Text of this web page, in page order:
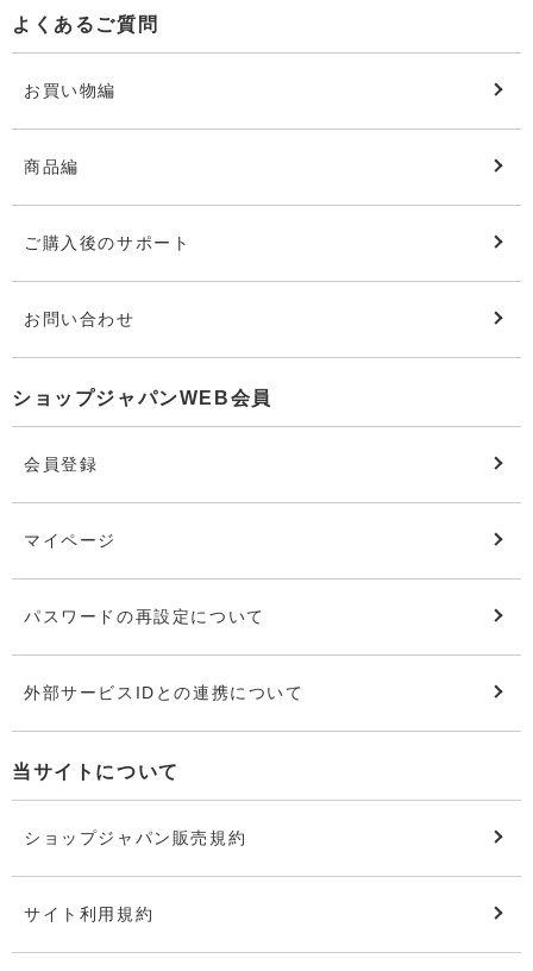
よくあるご質問
お買い物編
商品編
ご購入後のサポート
お問い合わせ
ショップジャパンWEB会員
会員登録
マイページ
パスワードの再設定について
外部サービスIDとの連携について
当サイトについて
ショップジャパン販売規約
サイト利用規約